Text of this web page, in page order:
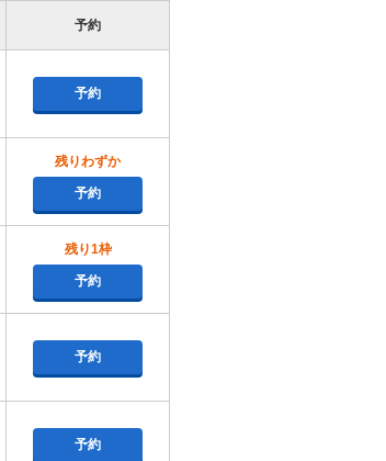
予約
予約
残りわずか
予約
残り1枠
予約
予約
予約